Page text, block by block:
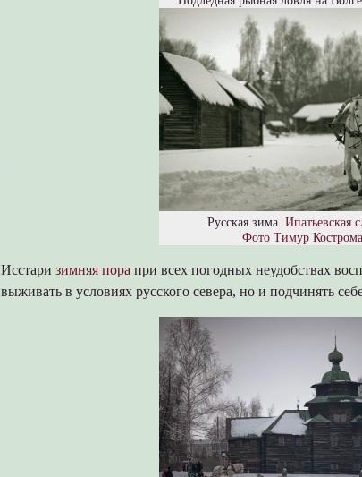
Русская зима. Ипатьевская
Фото Тимур Кострома
Исстаризимняя пора при всех погодных неудобствах
выживать в условиях русского севера, но и подчинять